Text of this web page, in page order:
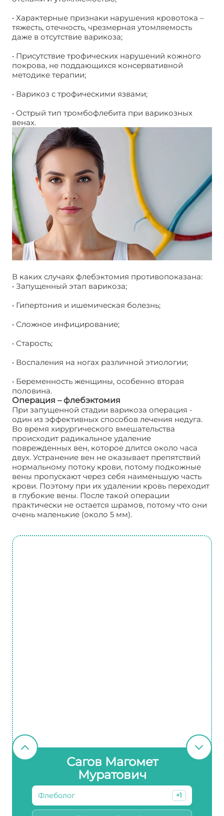
• Характерные признаки нарушения кровотока –
тяжесть, отечность, чрезмерная утомляемость
даже в отсутствие варикоза;
• Присутствие трофических нарушений кожного
покрова, не поддающихся консервативной
методике терапии;
• Варикоз с трофическими язвами;
• Острый тип тромбофлебита при варикозных
венах.
В каких случаях флебэктомия противопоказана:
• Запущенный этап варикоза;
• Гипертония и ишемическая болезнь;
• Сложное инфицирование;
• Старость;
• Воспаления на ногах различной этиологии;
• Беременность женщины, особенно вторая
половина.
Операция – флебэктомия
При запущенной стадии варикоза операция -
один из эффективных способов лечения недуга.
Во время хирургического вмешательства
происходит радикальное удаление
поврежденных вен, которое длится около часа
двух. Устранение вен не оказывает препятствий
нормальному потоку крови, потому подкожные
вены пропускают через себя наименьшую часть
крови. Поэтому при их удалении кровь переходит
в глубокие вены. После такой операции
практически не остается шрамов, потому что они
очень маленькие (около 5 мм).
Сагов Магомет
Муратович
Флеболог +1